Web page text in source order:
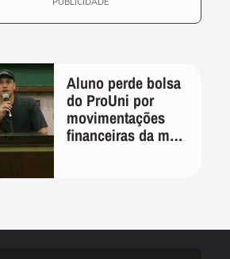
Aluno perde bolsa
do ProUni por
movimentações
financeiras da mãe